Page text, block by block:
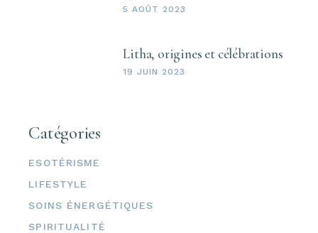
5 AOÛT 2023
Litha, origines et célébrations
19 JUIN 2023
Catégories
ESOTÉRISME
LIFESTYLE
SOINS ÉNERGÉTIQUES
SPIRITUALITÉ